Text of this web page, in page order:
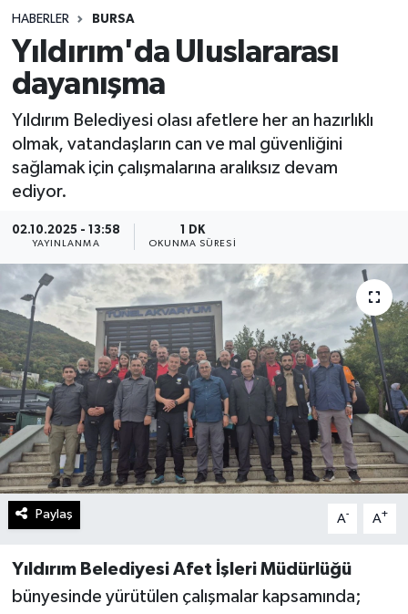
HABERLER BURSA
Yıldırım'da Uluslararası
dayanışma
Yıldırım Belediyesi olası afetlere her an hazırlıklı
olmak, vatandaşların can ve mal güvenliğini
sağlamak için çalışmalarına aralıksız devam
ediyor.
02.10.2025 - 13:58
YAYINLANMA
1 DK
OKUNMA SÜRESI
Paylaş A- A+
Yıldırım Belediyesi Afet İşleri Müdürlüğü
bünyesinde yürütülen çalışmalar kapsamında;
Spor
Teknoloji
Yaşam